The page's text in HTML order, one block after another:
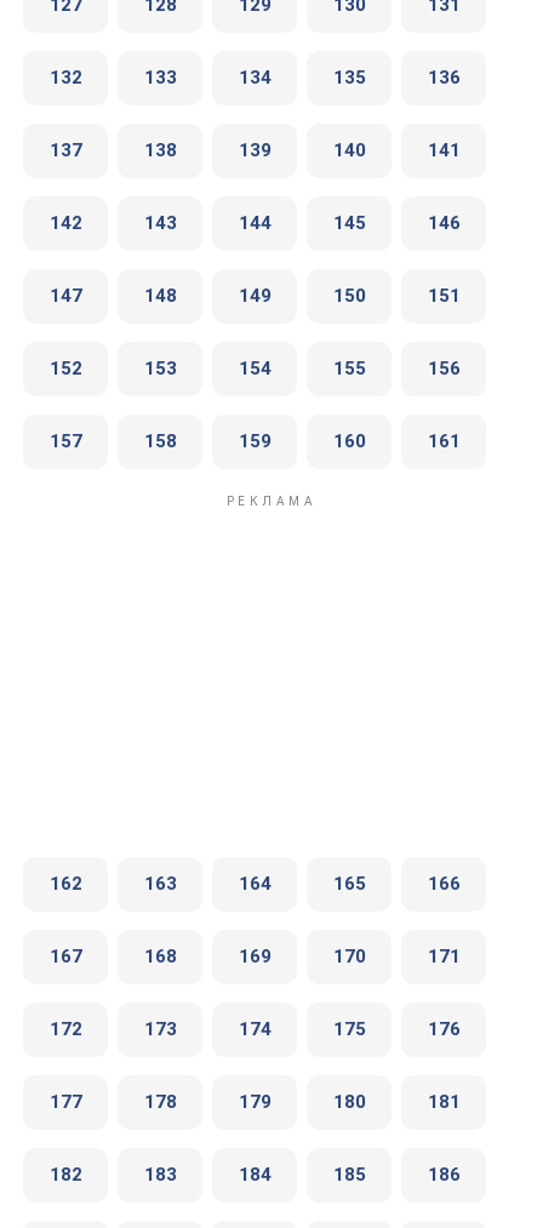
127 128 129 130 131
132 133 134 135 136
137 138 139 140 141
142 143 144 145 146
147 148 149 150 151
152 153 154 155 156
157 158 159 160 161
162 163 164 165 166
167 168 169 170 171
172 173 174 175 176
177 178 179 180 181
182 183 184 185 186